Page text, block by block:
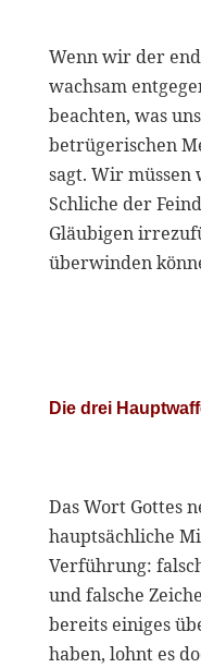
Wenn wir der
wachsam
beachten, was
betrügerischen
sagt. Wir müssen
Schliche der
Gläubigen
überwinden
Die drei
Das Wort Gottes
hauptsächliche
Verführung:
und falsche
bereits einiges
haben, lohnt es